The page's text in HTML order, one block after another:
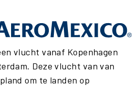
vlucht vanaf Kopenhagen
Deze vlucht van van
om te landen op